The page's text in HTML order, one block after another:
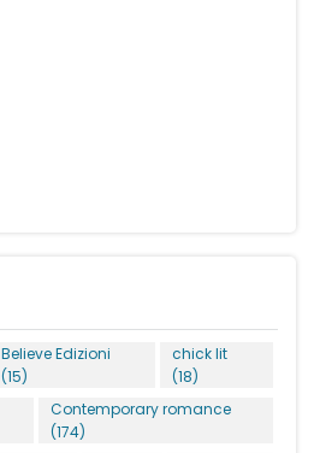
Believe Edizioni
(15)
chick lit
(18)
Contemporary romance
(174)